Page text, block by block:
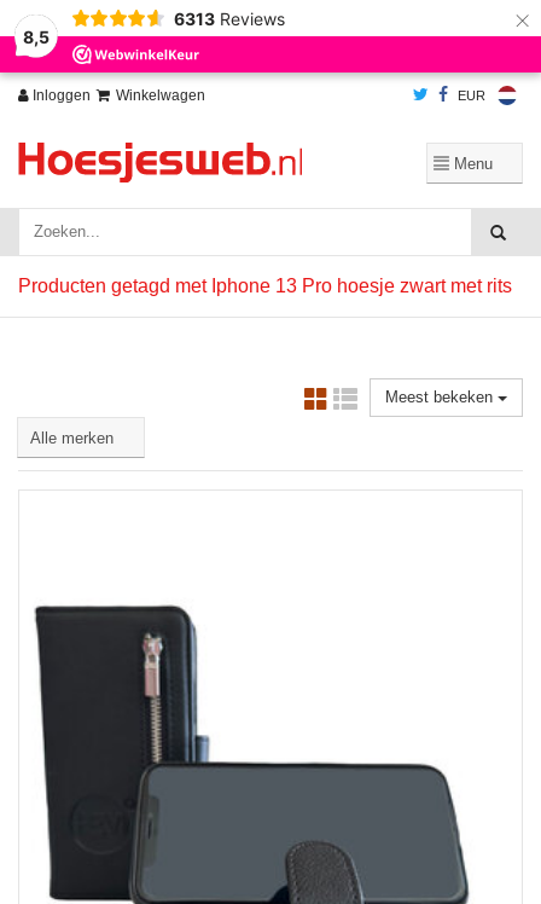
8,5
6313 Reviews ×
Inloggen Winkelwagen EUR
Producten getagd met Iphone 13 Pro hoesje zwart met rits
Meest bekeken
Wij slaan cookies op om onze website te verbeteren. Is dat akkoord?
Ja
Nee